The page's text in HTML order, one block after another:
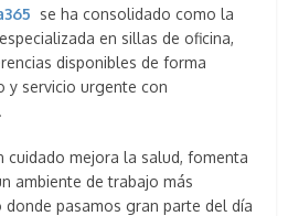
se ha consolidado como la
en sillas de oficina,
disponibles de forma
y servicio urgente con
cuidado mejora la salud, fomenta
ambiente de trabajo más
donde pasamos gran parte del día